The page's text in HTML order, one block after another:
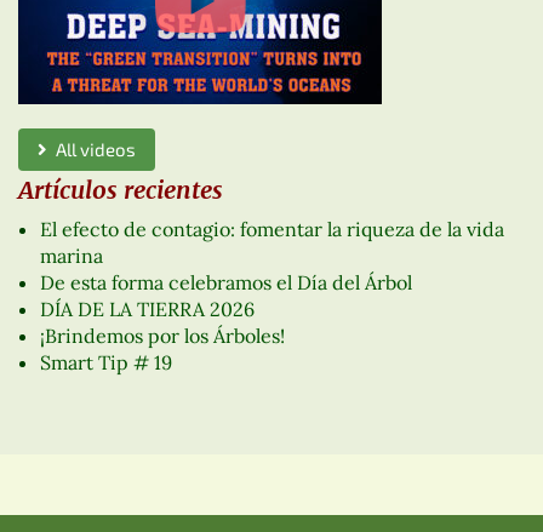
All videos
Artículos recientes
El efecto de contagio: fomentar la riqueza de la vida
marina
De esta forma celebramos el Día del Árbol
DÍA DE LA TIERRA 2026
¡Brindemos por los Árboles!
Smart Tip # 19